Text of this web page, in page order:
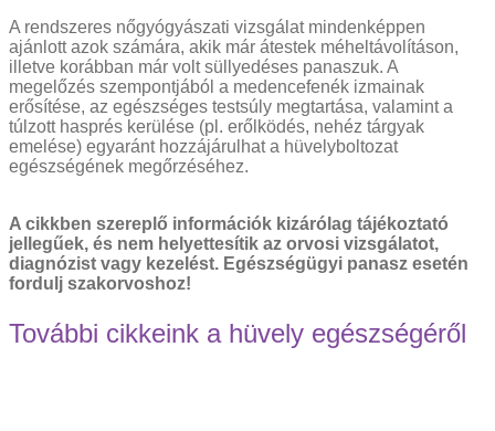
A rendszeres nőgyógyászati vizsgálat mindenképpen
ajánlott azok számára, akik már átestek méheltávolításon,
illetve korábban már volt süllyedéses panaszuk. A
megelőzés szempontjából a medencefenék izmainak
erősítése, az egészséges testsúly megtartása, valamint a
túlzott hasprés kerülése (pl. erőlködés, nehéz tárgyak
emelése) egyaránt hozzájárulhat a hüvelyboltozat
egészségének megőrzéséhez.
A cikkben szereplő információk kizárólag tájékoztató
jellegűek, és nem helyettesítik az orvosi vizsgálatot,
diagnózist vagy kezelést. Egészségügyi panasz esetén
fordulj szakorvoshoz!
További cikkeink a hüvely egészségéről